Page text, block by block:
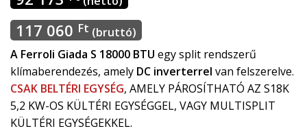
117 060 Ft (bruttó)
A Ferroli Giada S 18000 BTU egy split rendszerű
klímaberendezés, amely DC inverterrel van felszerelve.
CSAK BELTÉRI EGYSÉG, AMELY PÁROSÍTHATÓ AZ S18K
5,2 KW-OS KÜLTÉRI EGYSÉGGEL, VAGY MULTISPLIT
KÜLTÉRI EGYSÉGEKKEL.